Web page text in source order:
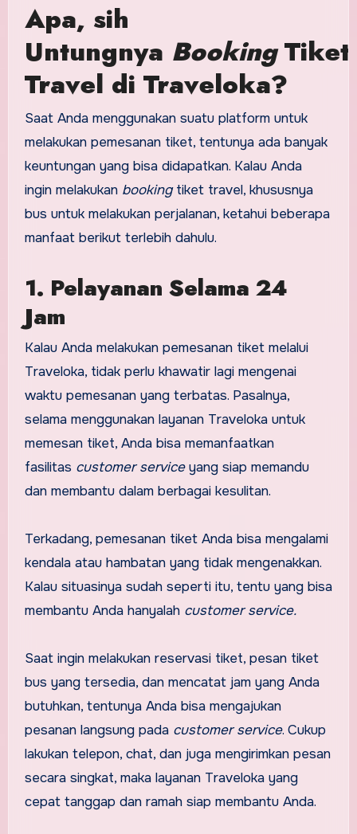
Apa, sih
Untungnya BookingTiket
Travel di Traveloka?
Saat Anda menggunakan suatu platform untuk
melakukan pemesanan tiket, tentunya ada banyak
keuntungan yang bisa didapatkan. Kalau Anda
ingin melakukan bookingtiket travel, khususnya
bus untuk melakukan perjalanan, ketahui beberapa
manfaat berikut terlebih dahulu.
1. Pelayanan Selama 24
Jam
Kalau Anda melakukan pemesanan tiket melalui
Traveloka, tidak perlu khawatir lagi mengenai
waktu pemesanan yang terbatas. Pasalnya,
selama menggunakan layanan Traveloka untuk
memesan tiket, Anda bisa memanfaatkan
fasilitas customer serviceyang siap memandu
dan membantu dalam berbagai kesulitan.
Terkadang, pemesanan tiket Anda bisa mengalami
kendala atau hambatan yang tidak mengenakkan.
Kalau situasinya sudah seperti itu, tentu yang bisa
membantu Anda hanyalah customer service.
Saat ingin melakukan reservasi tiket, pesan tiket
bus yang tersedia, dan mencatat jam yang Anda
butuhkan, tentunya Anda bisa mengajukan
pesanan langsung pada customer service. Cukup
lakukan telepon, chat, dan juga mengirimkan pesan
secara singkat, maka layanan Traveloka yang
cepat tanggap dan ramah siap membantu Anda.